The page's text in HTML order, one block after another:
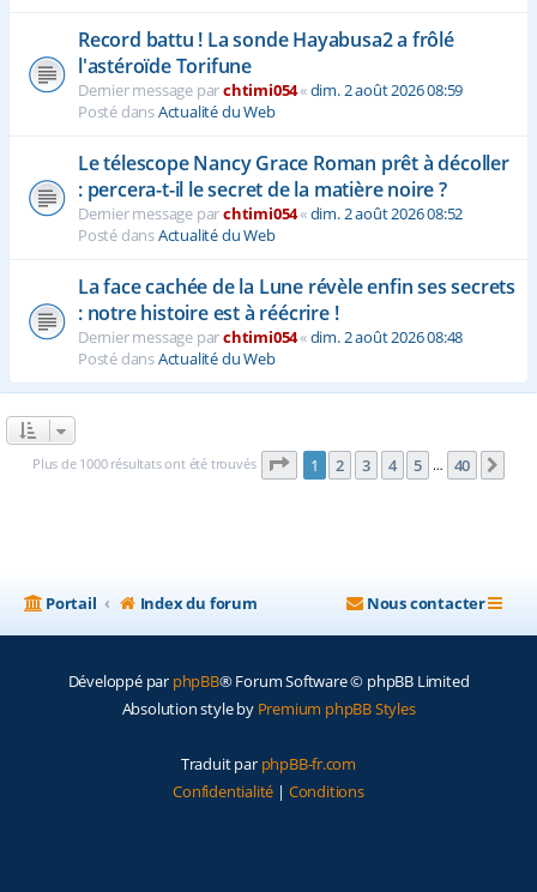
Record battu ! La sonde Hayabusa2 a frôlé
l'astéroïde Torifune
Dernier message parchtimi054«dim. 2 août 2026 08:59
Posté dansActualité du Web
Le télescope Nancy Grace Roman prêt à décoller
: percera-t-il le secret de la matière noire ?
Dernier message parchtimi054«dim. 2 août 2026 08:52
Posté dansActualité du Web
La face cachée de la Lune révèle enfin ses secrets
: notre histoire est à réécrire !
Dernier message parchtimi054«dim. 2 août 2026 08:48
Posté dansActualité du Web
Plus de 1000 résultats ont été trouvés Page 1sur40
1 2 3 4 5 … 40
Portail Index du forum Nous contacter
Développé par phpBB® Forum Software © phpBB Limited
Absolution style by Premium phpBB Styles
Traduit par phpBB-fr.com
Confidentialité | Conditions